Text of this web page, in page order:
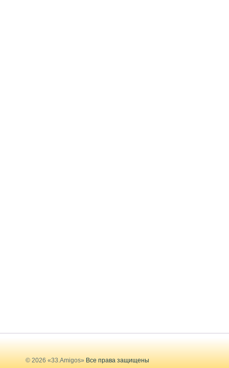
© 2026 «33.Amigos» Все права защищены